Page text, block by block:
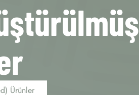
Ürünler